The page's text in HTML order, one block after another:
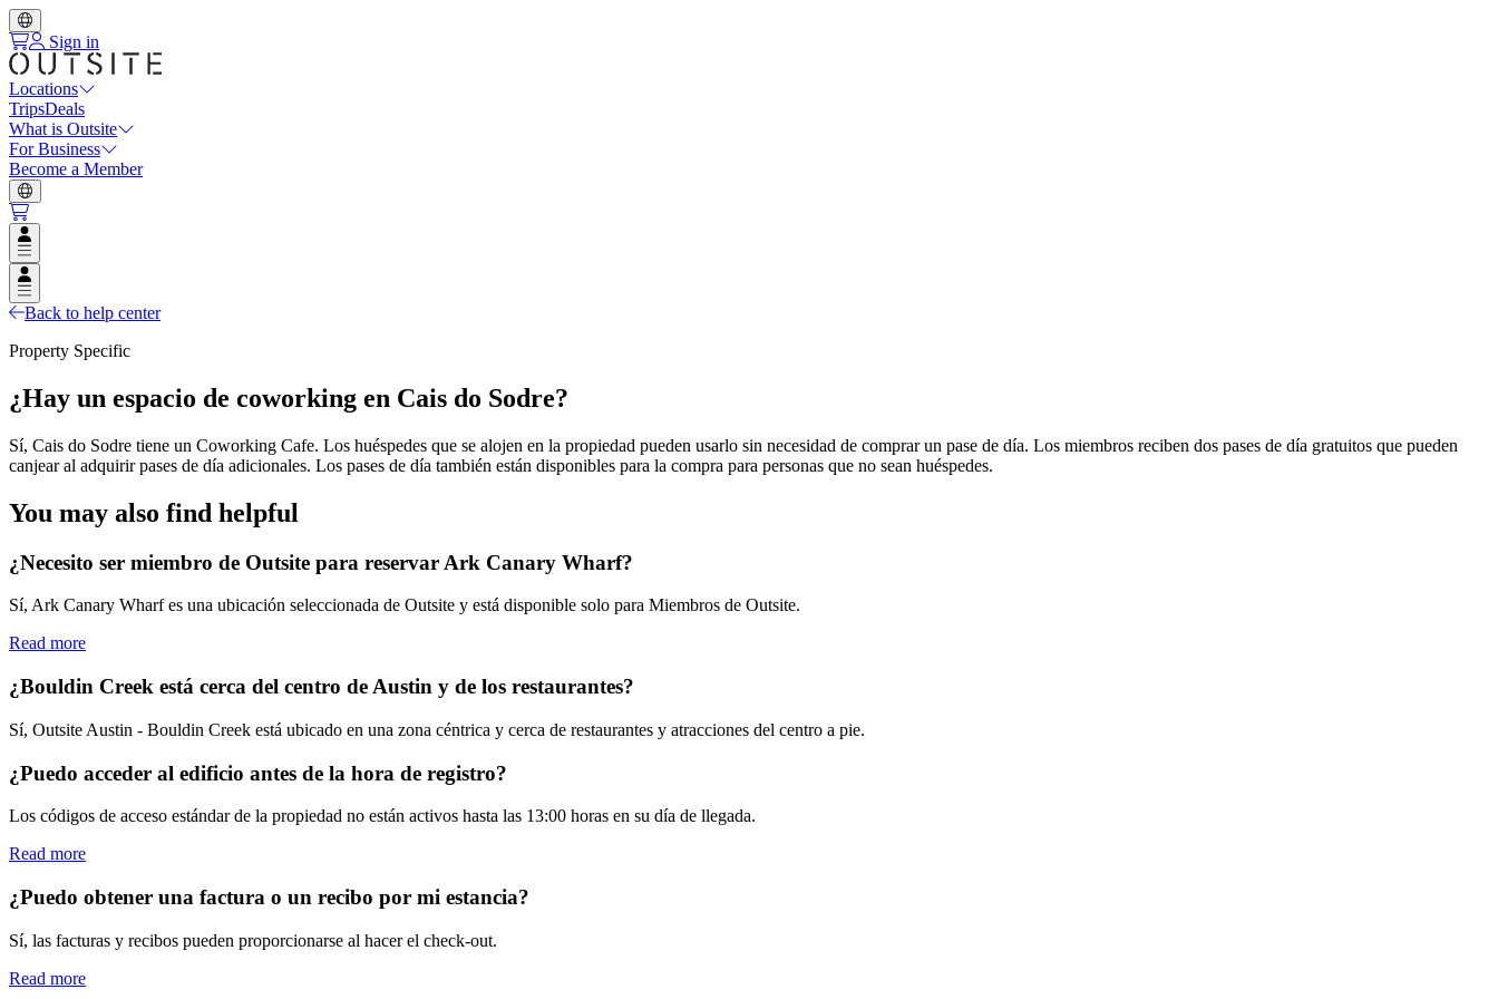
Sign in
Locations
TripsDeals
What is Outsite
For Business
Become a Member
Open user menu
Open user menu
Back to help center
Property Specific
¿Hay un espacio de coworking en Cais do Sodre?
Sí, Cais do Sodre tiene un Coworking Cafe. Los huéspedes que se alojen en la propiedad pueden usarlo sin necesidad de comprar un pase de día. Los miembros reciben dos pases de día gratuitos que pueden
canjear al adquirir pases de día adicionales. Los pases de día también están disponibles para la compra para personas que no sean huéspedes.
You may also find helpful
¿Necesito ser miembro de Outsite para reservar Ark Canary Wharf?
Sí, Ark Canary Wharf es una ubicación seleccionada de Outsite y está disponible solo para Miembros de Outsite.
Read more
¿Bouldin Creek está cerca del centro de Austin y de los restaurantes?
Sí, Outsite Austin - Bouldin Creek está ubicado en una zona céntrica y cerca de restaurantes y atracciones del centro a pie.
¿Puedo acceder al edificio antes de la hora de registro?
Los códigos de acceso estándar de la propiedad no están activos hasta las 13:00 horas en su día de llegada.
Read more
¿Puedo obtener una factura o un recibo por mi estancia?
Sí, las facturas y recibos pueden proporcionarse al hacer el check-out.
Read more